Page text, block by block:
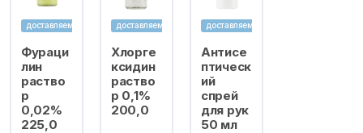
доставляем
Фураци
лин
раство
р
0,02%
225,0
доставляем
Хлорге
ксидин
раство
р 0,1%
200,0
доставляем
Антисе
птическ
ий
спрей
для рук
50 мл